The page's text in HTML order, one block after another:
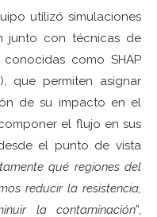
utilizó simulaciones
junto con técnicas de
como SHAP
que permiten asignar
de su impacto en el
el flujo en sus
el punto de vista
qué regiones del
reducir la resistencia,
la contaminación”,